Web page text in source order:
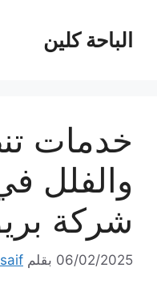
المحتوىالباحة كلين
خدمات
والفلل
شركة
06/02/2025 بقلم